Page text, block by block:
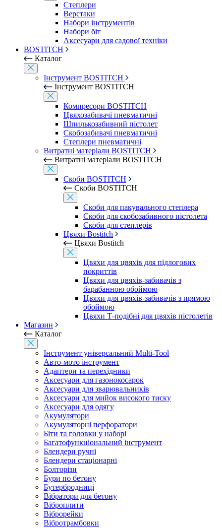
Степлери
Верстаки
Набори інструментів
Набори біт
Аксесуари для садової техніки
BOSTITCH
Каталог
Інструмент BOSTITCH
Інструмент BOSTITCH
Компресори BOSTITCH
Цвяхозабивачі пневматичні
Шпилькозабивний пістолет
Скобозабивачі пневматичні
Степлери пневматичні
Витратні матеріали BOSTITCH
Витратні матеріали BOSTITCH
Скоби BOSTITCH
Скоби BOSTITCH
Скоби для пакувального степлера
Скоби для скобозабивного пістолета
Скоби для степлерів
Цвяхи Bostitch
Цвяхи Bostitch
Цвяхи для цвяхів для підлогових
покриттів
Цвяхи для цвяхів-забивачів з
барабанною обоймою
Цвяхи для цвяхів-забивачів з прямою
обоймою
Цвяхи Т-подібні для цвяхів пістолетів
Магазин
Каталог
Інструмент універсальний Multi-Tool
Авто-мото інструмент
Адаптери та перехідники
Аксесуари для газонокосарок
Аксесуари для зварювальників
Аксесуари для мийок високого тиску
Аксесуари для одягу
Акумулятори
Акумуляторні перфоратори
Біти та головки у наборі
Багатофункціональний інструмент
Блендери ручні
Блендери стаціонарні
Болторізи
Бури по бетону
Бутербродниці
Вібратори для бетону
Віброплити
Віброрейки
Вібротрамбовки